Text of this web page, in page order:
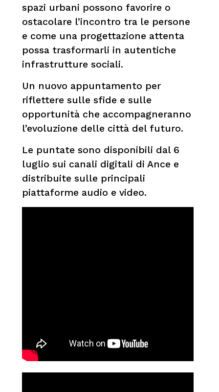
spazi urbani possono favorire o
ostacolare l’incontro tra le persone
e come una progettazione attenta
possa trasformarli in autentiche
infrastrutture sociali.
Un nuovo appuntamento per
riflettere sulle sfide e sulle
opportunità che accompagneranno
l’evoluzione delle città del futuro.
Le puntate sono disponibili dal 6
luglio sui canali digitali di Ance e
distribuite sulle principali
piattaforme audio e video.